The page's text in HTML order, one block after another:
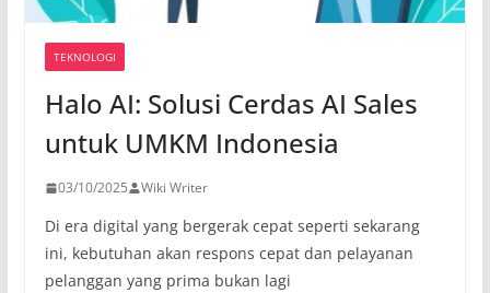
TEKNOLOGI
Halo AI: Solusi Cerdas AI Sales
untuk UMKM Indonesia
03/10/2025 Wiki Writer
Di era digital yang bergerak cepat seperti sekarang
ini, kebutuhan akan respons cepat dan pelayanan
pelanggan yang prima bukan lagi